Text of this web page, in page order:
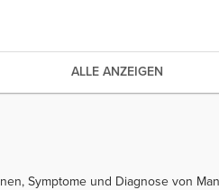
ALLE ANZEIGEN
Symptome und Diagnose von